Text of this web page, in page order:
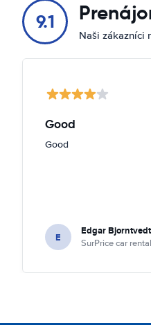
9.1
Naši zákazníci
Good
Good
E Edgar Bjorntvedt
SurPrice car